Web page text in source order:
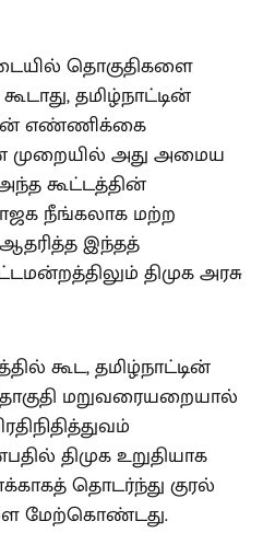
தொகுதிகளை
தமிழ்நாட்டின்
எண்ணிக்கை
முறையில் அது அமைய
கூட்டத்தின்
நீங்கலாக மற்ற
இந்தத்
திமுக அரசு
கூட, தமிழ்நாட்டின்
மறுவரையறையால்
திமுக உறுதியாக
தொடர்ந்து குரல்
மேற்கொண்டது.